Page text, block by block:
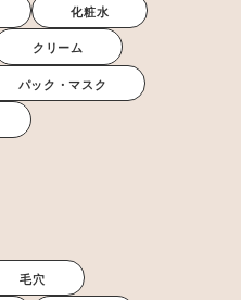
化粧水
クリーム
パック・マスク
毛穴